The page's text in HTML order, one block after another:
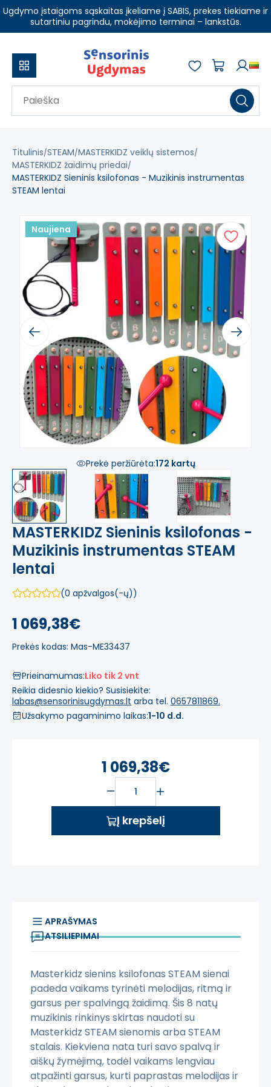
Ugdymo įstaigoms sąskaitas įkeliame į SABIS, prekes tiekiame ir
sutartiniu pagrindu, mokėjimo terminai – lankstūs.
Titulinis STEAM MASTERKIDZ veiklų sistemos
MASTERKIDZ žaidimų priedai
MASTERKIDZ Sieninis ksilofonas - Muzikinis instrumentas
STEAM lentai
Naujiena
Previous Next
Prekė peržiūrėta:172 kartų
MASTERKIDZ Sieninis ksilofonas -
Muzikinis instrumentas STEAM
lentai
(0 apžvalgos(-ų))
1 069,38€
Prekės kodas: Mas-ME33437
Prieinamumas:Liko tik 2 vnt
Reikia didesnio kiekio? Susisiekite:
labas@sensorinisugdymas.lt arba tel. 0657811869.
Užsakymo pagaminimo laikas:1-10 d.d.
1 069,38€
Į krepšelį
APRAŠYMAS
ATSILIEPIMAI
Masterkidz sienins ksilofonas STEAM sienai
padeda vaikams tyrinėti melodijas, ritmą ir
garsus per spalvingą žaidimą. Šis 8 natų
muzikinis rinkinys skirtas naudoti su
Masterkidz STEAM sienomis arba STEAM
stalais. Kiekviena nata turi savo spalvą ir
aiškų žymėjimą, todėl vaikams lengviau
atpažinti garsus, kurti paprastas melodijas ir